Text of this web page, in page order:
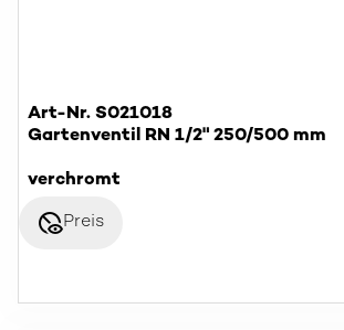
Art-Nr. S021018
Gartenventil RN 1/2" 250/500 mm
verchromt
disabled_visiblePreis